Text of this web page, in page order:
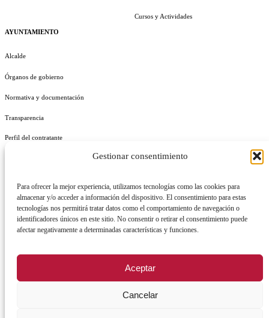
Gestionar consentimiento
Para ofrecer la mejor experiencia, utilizamos tecnologías como las cookies para
almacenar y/o acceder a información del dispositivo. El consentimiento para estas
tecnologías nos permitirá tratar datos como el comportamiento de navegación o
identificadores únicos en este sitio. No consentir o retirar el consentimiento puede
afectar negativamente a determinadas características y funciones.
Aceptar
Cancelar
AYUNTAMIENTO
Alcalde
Órganos de gobierno
Normativa y documentación
Transparencia
Perfil del contratante
Cursos y Actividades
REGISTRO DE ACTIVIDADES DE TRATAMIENTO